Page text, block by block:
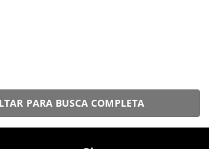
PARA BUSCA COMPLETA